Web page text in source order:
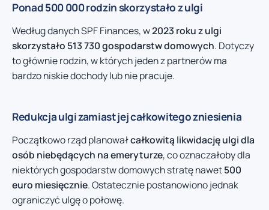
Ponad 500 000 rodzin skorzystało z ulgi
Według danych SPF Finances, w2023 roku z ulgi
skorzystało 513 730 gospodarstw domowych. Dotyczy
to głównie rodzin, w których jeden z partnerów ma
bardzo niskie dochody lub nie pracuje.
Redukcja ulgi zamiast jej całkowitego zniesienia
Początkowo rząd planowałcałkowitą likwidację ulgi dla
osób niebędących na emeryturze, co oznaczałoby dla
niektórych gospodarstw domowych stratę nawet500
euro miesięcznie. Ostatecznie postanowiono jednak
ograniczyć ulgę o połowę.